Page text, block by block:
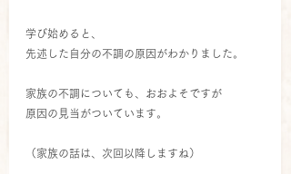
学び始めると、
先述した自分の不調の原因がわかりました。
家族の不調についても、おおよそですが
原因の見当がついています。
（家族の話は、次回以降しますね）